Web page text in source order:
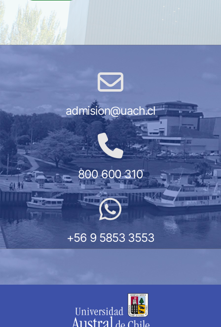
admision@uach.cl
800 600 310
+56 9 5853 3553